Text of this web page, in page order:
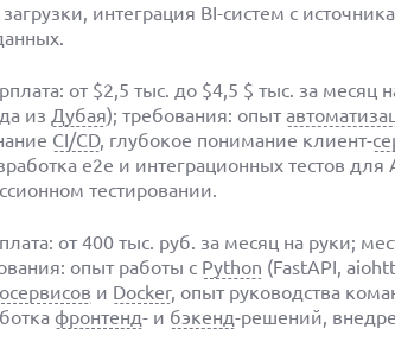
загрузки, интеграция BI-систем с
от $2,5 тыс. до $4,5 $ тыс. за месяц
из Дубая); требования: опыт
CI/CD, глубокое понимание клиент-
e2e и интеграционных тестов
тестировании.
от 400 тыс. руб. за месяц на руки;
опыт работы с Python (FastAPI,
и Docker, опыт руководства
фронтенд- и бэкенд-решений,